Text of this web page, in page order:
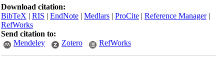
Download citation:
BibTeX|RIS|EndNote|Medlars|ProCite|Reference Manager
RefWorks
Send citation to:
Mendeley
Zotero RefWorks